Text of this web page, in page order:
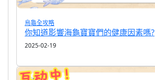
烏龜全攻略
你知道影響海龜寶寶們的健康因素嗎?
2025-02-19